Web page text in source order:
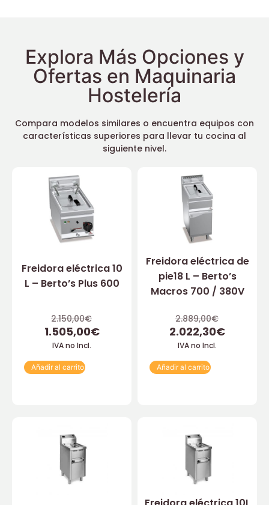
Explora Más Opciones y
Ofertas en Maquinaria
Hostelería
Compara modelos similares o encuentra equipos con
características superiores para llevar tu cocina al
siguiente nivel.
Freidora eléctrica 10
L – Berto’s Plus 600
2.150,00€
1.505,00€
IVA no Incl.
Añadir al carrito
Freidora eléctrica de
pie18 L – Berto’s
Macros 700 / 380V
2.889,00€
2.022,30€
IVA no Incl.
Añadir al carrito